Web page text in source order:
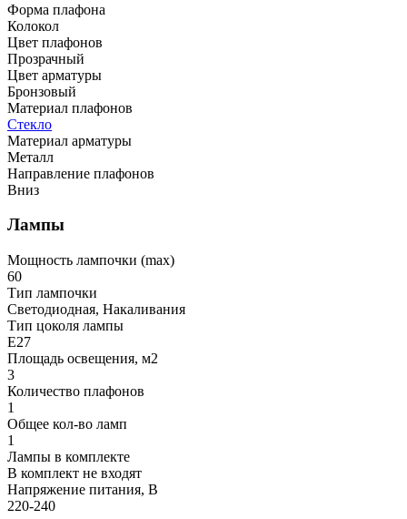
Форма плафона
Колокол
Цвет плафонов
Прозрачный
Цвет арматуры
Бронзовый
Материал плафонов
Стекло
Материал арматуры
Металл
Направление плафонов
Вниз
Лампы
Мощность лампочки (max)
60
Тип лампочки
Светодиодная, Накаливания
Тип цоколя лампы
E27
Площадь освещения, м2
3
Количество плафонов
1
Общее кол-во ламп
1
Лампы в комплекте
В комплект не входят
Напряжение питания, В
220-240